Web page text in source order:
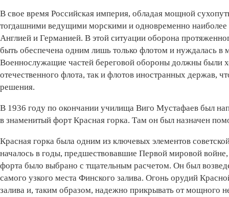
В свое время Российская империя, обладая мощной
тогдашними ведущими морскими и одновременно
Англией и Германией. В этой ситуации оборона
быть обеспечена одним лишь только флотом и нуждалась
Военнослужащие частей береговой обороны должны были
отечественного флота, так и флотов иностранных держав,
решения.
В 1936 году по окончании училища Виго Мустафаев был
в знаменитый форт Красная горка. Там он был назначен
Красная горка была одним из ключевых элементов
началось в годы, предшествовавшие Первой мировой
форта было выбрано с тщательным расчетом. Он был
самого узкого места Финского залива. Огонь орудий
залива и, таким образом, надежно прикрывать от мощного